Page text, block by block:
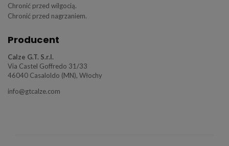
Chronić przed wilgocią.
Chronić przed nagrzaniem.
Producent
Calze G.T. S.r.l.
Via Castel Goffredo 31/33
46040 Casaloldo (MN), Włochy
info@gtcalze.com